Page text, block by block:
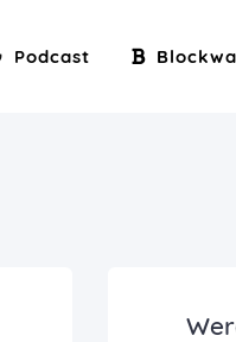
Podcast